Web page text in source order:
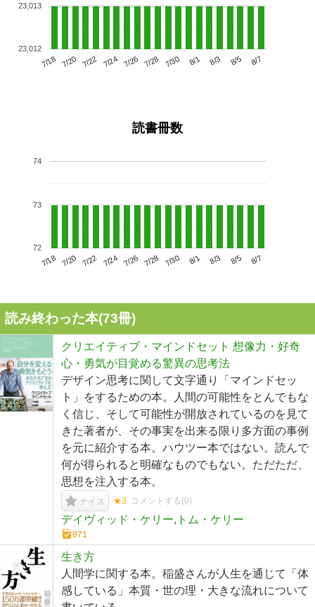
7/18 7/20 7/22 7/24 7/26 7/28 7/30 8/1 8/3 8/5 8/7
23,012
23,013
読書冊数
7/18 7/20 7/22 7/24 7/26 7/28 7/30 8/1 8/3 8/5 8/7
72
73
74
読み終わった本(73冊)
クリエイティブ・マインドセット 想像力・好奇
心・勇気が目覚める驚異の思考法
デザイン思考に関して文字通り「マインドセッ
ト」をするための本。人間の可能性をとんでもな
く信じ、そして可能性が開放されているのを見て
きた著者が、その事実を出来る限り多方面の事例
を元に紹介する本。ハウツー本ではない。読んで
何が得られると明確なものでもない。ただただ、
思想を注入する本。
ナイス ★3 コメントする(0)
デイヴィッド・ケリー,トム・ケリー
971
生き方
人間学に関する本。稲盛さんが人生を通じて「体
感している」本質・世の理・大きな流れについて